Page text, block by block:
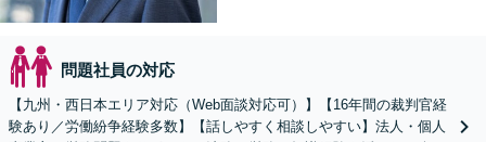
問題社員の対応
【九州・西日本エリア対応（Web面談対応可）】【16年間の裁判官経
験あり／労働紛争経験多数】【話しやすく相談しやすい】法人・個人